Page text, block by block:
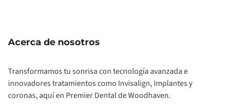
Acerca de nosotros
Transformamos tu sonrisa con tecnología avanzada e
innovadores tratamientos como Invisalign, Implantes y
coronas, aquí en Premier Dental de Woodhaven.